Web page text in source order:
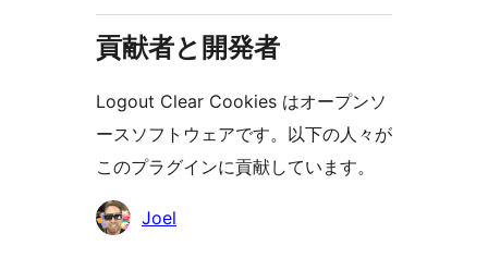
貢献者と開発者
Logout Clear Cookies はオープンソ
ースソフトウェアです。以下の人々が
このプラグインに貢献しています。
貢
Joel